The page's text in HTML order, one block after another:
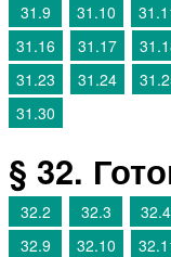
31.9
31.10
31.16
31.17
31.23
31.24
31.30
§ 32.
32.2
32.3 32.4
32.9
32.10